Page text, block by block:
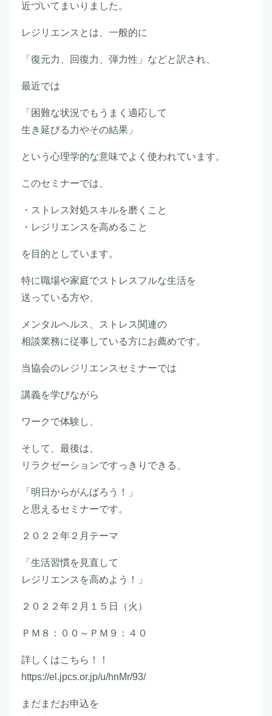
近づいてまいりました。
レジリエンスとは、一般的に
「復元力、回復力、弾力性」などと訳され、
最近では
「困難な状況でもうまく適応して
生き延びる力やその結果」
という心理学的な意味でよく使われています。
このセミナーでは、
・ストレス対処スキルを磨くこと
・レジリエンスを高めること
を目的としています。
特に職場や家庭でストレスフルな生活を
送っている方や、
メンタルヘルス、ストレス関連の
相談業務に従事している方にお薦めです。
当協会のレジリエンスセミナーでは
講義を学びながら
ワークで体験し、
そして、最後は、
リラクゼーションですっきりできる、
「明日からがんばろう！」
と思えるセミナーです。
２０２２年２月テーマ
「生活習慣を見直して
レジリエンスを高めよう！」
２０２２年２月１５日（火）
ＰＭ８：００～ＰＭ９：４０
詳しくはこちら！！
https://el.jpcs.or.jp/u/hnMr/93/
まだまだお申込を